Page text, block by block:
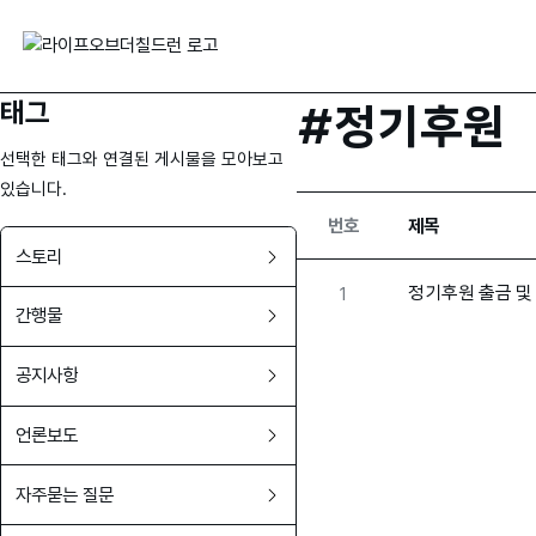
태그
선택한 태그와 연결된 게시물을 모아보고
있습니다.
스토리
간행물
공지사항
언론보도
자주묻는 질문
#정기후원
번호 제목
1 정기후원 출금